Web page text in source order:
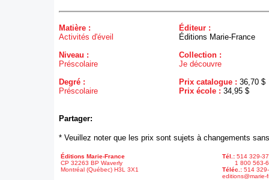
Matière :
Activités d'éveil
Niveau :
Préscolaire
Degré :
Préscolaire
Éditeur :
Éditions Marie-France
Collection :
Je découvre
Prix catalogue : 36,70 $
Prix école : 34,95 $
Partager:
* Veuillez noter que les prix sont sujets à changements
Éditions Marie-France
CP 32263 BP Waverly
Montréal (Québec) H3L 3X1
Tél.: 514 329-
1 800 563-
Téléc.: 514
editions@marie-